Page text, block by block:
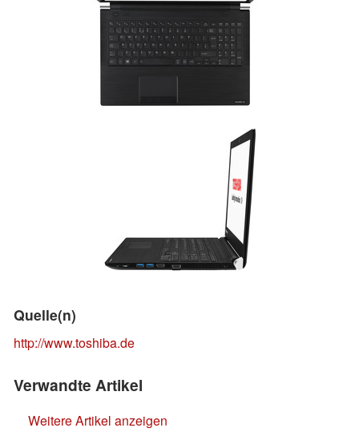
Quelle(n)
http://www.toshiba.de
Verwandte Artikel
Weitere Artikel anzeigen